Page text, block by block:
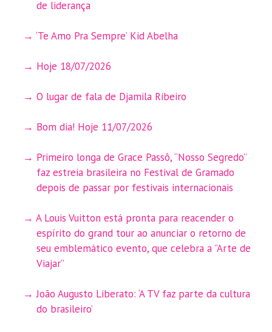
de liderança
‘Te Amo Pra Sempre’ Kid Abelha
Hoje 18/07/2026
O lugar de fala de Djamila Ribeiro
Bom dia! Hoje 11/07/2026
Primeiro longa de Grace Passô, “Nosso Segredo”
faz estreia brasileira no Festival de Gramado
depois de passar por festivais internacionais
A Louis Vuitton está pronta para reacender o
espírito do grand tour ao anunciar o retorno de
seu emblemático evento, que celebra a ”Arte de
Viajar”
João Augusto Liberato: ‘A TV faz parte da cultura
do brasileiro’